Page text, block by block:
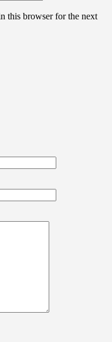
this browser for the next